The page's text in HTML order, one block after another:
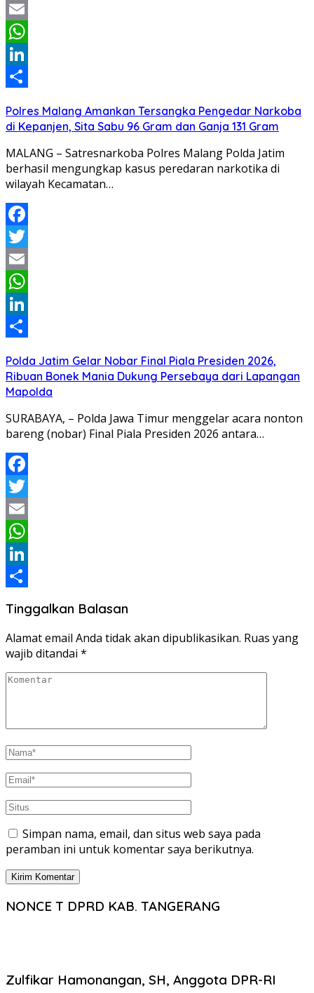
Twitter
Email
WhatsApp
LinkedIn
Polres Malang Amankan Tersangka Pengedar Narkoba
di Kepanjen, Sita Sabu 96 Gram dan Ganja 131 Gram
MALANG – Satresnarkoba Polres Malang Polda Jatim
berhasil mengungkap kasus peredaran narkotika di
wilayah Kecamatan…
Facebook
Twitter
Email
WhatsApp
LinkedIn
Polda Jatim Gelar Nobar Final Piala Presiden 2026,
Ribuan Bonek Mania Dukung Persebaya dari Lapangan
Mapolda
SURABAYA, – Polda Jawa Timur menggelar acara nonton
bareng (nobar) Final Piala Presiden 2026 antara…
Facebook
Twitter
Email
WhatsApp
LinkedIn
Tinggalkan Balasan
Alamat email Anda tidak akan dipublikasikan. Ruas yang
wajib ditandai *
Simpan nama, email, dan situs web saya pada
peramban ini untuk komentar saya berikutnya.
NONCE T DPRD KAB. TANGERANG
Zulfikar Hamonangan, SH, Anggota DPR-RI